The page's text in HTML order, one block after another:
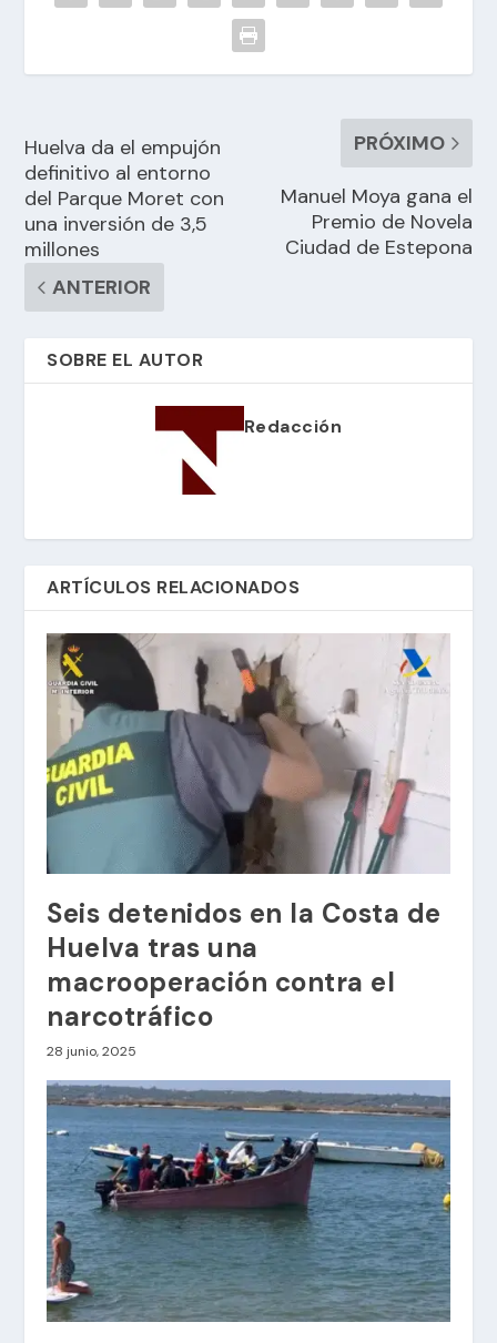
Huelva da el empujón
definitivo al entorno
del Parque Moret con
una inversión de 3,5
millones
ANTERIOR
PRÓXIMO
Manuel Moya gana el
Premio de Novela
Ciudad de Estepona
SOBRE EL AUTOR
Redacción
ARTÍCULOS RELACIONADOS
Seis detenidos en la Costa de
Huelva tras una
macrooperación contra el
narcotráfico
28 junio, 2025